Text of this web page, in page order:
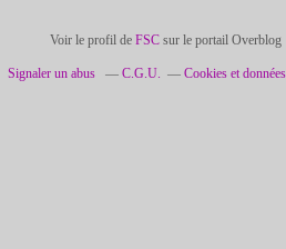
Voir le profil de FSCsur le portail Overblog
Signaler un abus C.G.U. Cookies et